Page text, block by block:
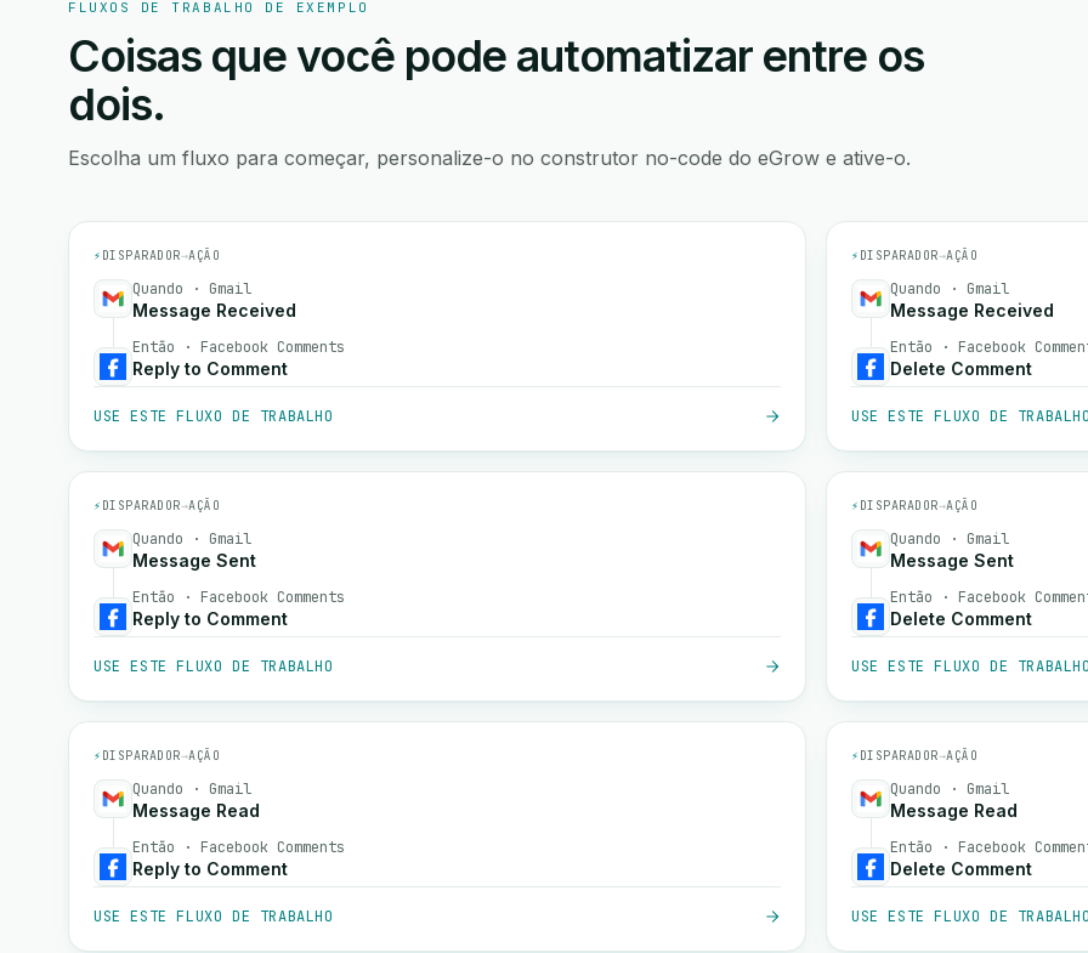
FLUXOS DE TRABALHO DE EXEMPLO
Coisas que você pode automatizar entre os
dois.
Escolha um fluxo para começar, personalize-o no construtor no-code do eGrow e ative-o.
⚡ DISPARADOR→AÇÃO
Quando · Gmail
Message Received
Então · Facebook Comments
Reply to Comment
USE ESTE FLUXO DE TRABALHO
⚡ DISPARADOR→AÇÃO
Quando · Gmail
Message Received
Então · Facebook
Delete Comment
USE ESTE FLUXO DE
⚡ DISPARADOR→AÇÃO
Quando · Gmail
Message Sent
Então · Facebook Comments
Reply to Comment
USE ESTE FLUXO DE TRABALHO
⚡ DISPARADOR→AÇÃO
Quando · Gmail
Message Sent
Então · Facebook
Delete Comment
USE ESTE FLUXO DE
⚡ DISPARADOR→AÇÃO
Quando · Gmail
Message Read
Então · Facebook Comments
Reply to Comment
USE ESTE FLUXO DE TRABALHO
⚡ DISPARADOR→AÇÃO
Quando · Gmail
Message Read
Então · Facebook
Delete Comment
USE ESTE FLUXO DE